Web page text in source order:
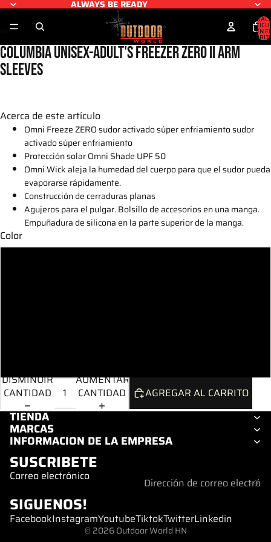
ALWAYS BE READY
TOTAL
EN EL
COLUMBIA UNISEX-ADULT'S FREEZER ZERO II ARM
SLEEVES
Acerca de este artículo
Omni Freeze ZERO sudor activado súper enfriamiento sudor
activado súper enfriamiento
Protección solar Omni Shade UPF 50
Omni Wick aleja la humedad del cuerpo para que el sudor pueda
evaporarse rápidamente.
Construcción de cerraduras planas
Agujeros para el pulgar. Bolsillo de accesorios en una manga.
Empuñadura de silicona en la parte superior de la manga.
Color
DISMINUIR
CANTIDAD
AUMENTAR
CANTIDAD
AGREGAR AL CARRITO
TIENDA
MARCAS
INFORMACION DE LA EMPRESA
SUSCRIBETE
Correo electrónico
SIGUENOS!
FacebookInstagramYoutubeTiktokTwitterLinkedin
© 2026Outdoor World HN